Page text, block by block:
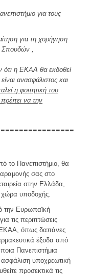
για τους
για τη χορήγηση
Σπουδών ,
ότι η ΕΚΑΑ θα εκδοθεί
ανασφάλιστος και
η φοιτητική του
να την
το Πανεπιστήμιο, θα
σας στο
στην Ελλάδα,
χώρα υποδοχής.
την Ευρωπαϊκή
τις περιπτώσεις
όπως δαπάνες
έξοδα από
Πανεπιστήμια
υποχρεωτική
προσεκτικά τις